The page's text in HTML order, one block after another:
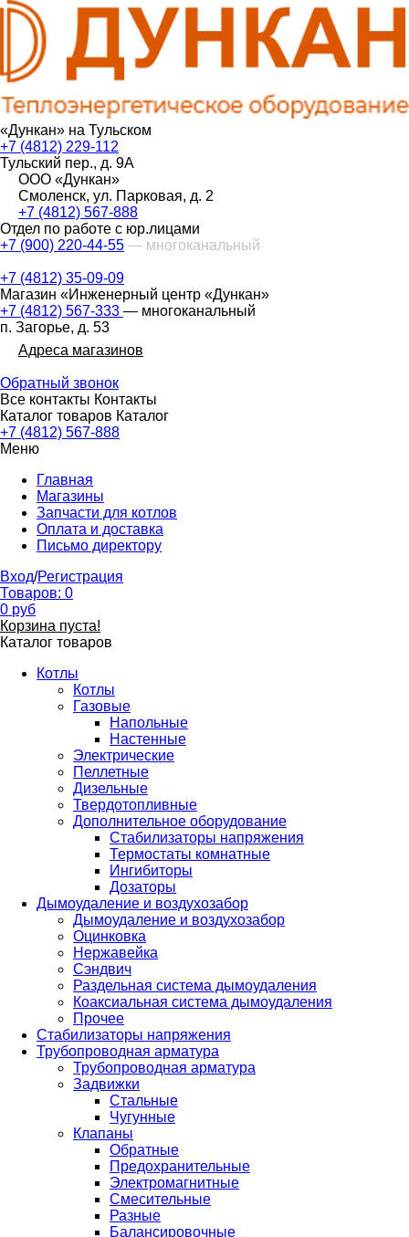
«Дункан» на Тульском
+7 (4812) 229-112
Тульский пер., д. 9А
ООО «Дункан»
Смоленск, ул. Парковая, д. 2
+7 (4812) 567-888
Отдел по работе с юр.лицами
+7 (900) 220-44-55 — многоканальный
+7 (4812) 35-09-09
Магазин «Инженерный центр «Дункан»
+7 (4812) 567-333 — многоканальный
п. Загорье, д. 53
Адреса магазинов
Обратный звонок
Все контакты Контакты
Каталог товаров Каталог
+7 (4812) 567-888
Меню
Главная
Магазины
Запчасти для котлов
Оплата и доставка
Письмо директору
Вход/Регистрация
Товаров: 0
0 руб
Корзина пуста!
Каталог товаров
Котлы
Котлы
Газовые
Напольные
Настенные
Электрические
Пеллетные
Дизельные
Твердотопливные
Дополнительное оборудование
Стабилизаторы напряжения
Термостаты комнатные
Ингибиторы
Дозаторы
Дымоудаление и воздухозабор
Дымоудаление и воздухозабор
Оцинковка
Нержавейка
Сэндвич
Раздельная система дымоудаления
Коаксиальная система дымоудаления
Прочее
Стабилизаторы напряжения
Трубопроводная арматура
Трубопроводная арматура
Задвижки
Стальные
Чугунные
Клапаны
Обратные
Предохранительные
Электромагнитные
Смесительные
Разные
Балансировочные